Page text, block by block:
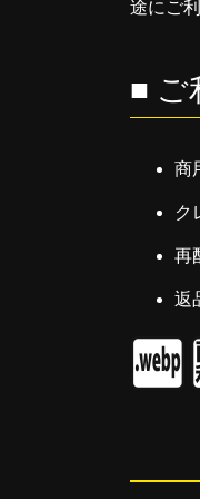
途にご
■ ご
商
ク
再
返